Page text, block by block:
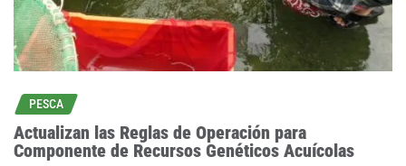
PESCA
Actualizan las Reglas de Operación para
Componente de Recursos Genéticos Acuícolas